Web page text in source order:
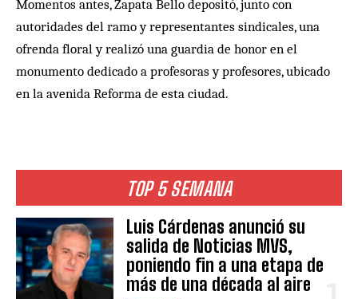
TOP 5 SEMANA
Luis Cárdenas anunció su
salida de Noticias MVS,
poniendo fin a una etapa de
más de una década al aire
Momentos antes, Zapata Bello depositó, junto con
autoridades del ramo y representantes sindicales, una
ofrenda floral y realizó una guardia de honor en el
monumento dedicado a profesoras y profesores, ubicado
en la avenida Reforma de esta ciudad.